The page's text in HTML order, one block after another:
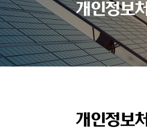
개인정보
개인정보